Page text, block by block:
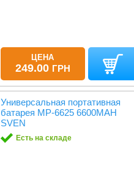
ЦЕНА
249.00 ГРН
Универсальная портативная
батарея MP-6625 6600MAH
SVEN
Есть на складе